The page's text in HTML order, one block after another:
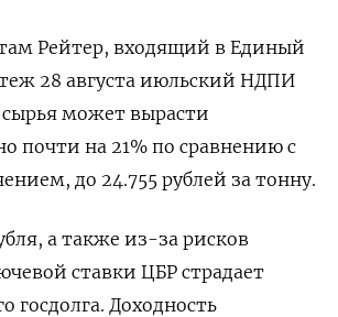
Рейтер, входящий в Единый
28 августа июльский НДПИ
может вырасти
почти на 21% по сравнению с
до 24.755 рублей за тонну.
а также из-за рисков
ставки ЦБР страдает
госдолга. Доходность